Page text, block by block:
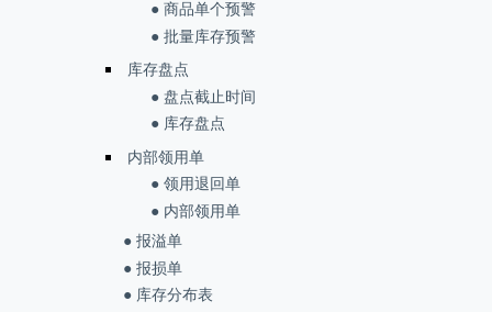
● 商品单个预警
● 批量库存预警
库存盘点
● 盘点截止时间
● 库存盘点
内部领用单
● 领用退回单
● 内部领用单
● 报溢单
● 报损单
● 库存分布表